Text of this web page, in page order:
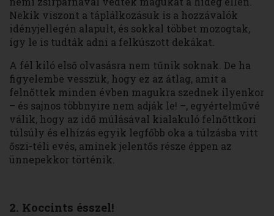
Nekik viszont a táplálkozásuk is a hozzávalók
idényjellegén alapult, és sokkal többet mozogtak,
így le is tudták adni a felkúszott dekákat.
A fél kiló első olvasásra nem tűnik soknak. De ha
figyelembe vesszük, hogy ez az átlag, amit a
felnőttek minden évben magukra szednek ilyenkor
– és sajnos többnyire nem adják le! –, egyértelművé
válik, hogy az idő múlásával kialakuló felnőttkori
túlsúly és elhízás egyik legfőbb oka a túlzásba vitt
őszi-téli evés, aminek jelentős része éppen az
ünnepekkor történik.
2. Koccints ésszel!